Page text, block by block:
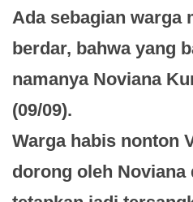
Ada sebagian warga
berdar, bahwa yang
namanya Noviana
(09/09).
Warga habis nonton
dorong oleh Noviana